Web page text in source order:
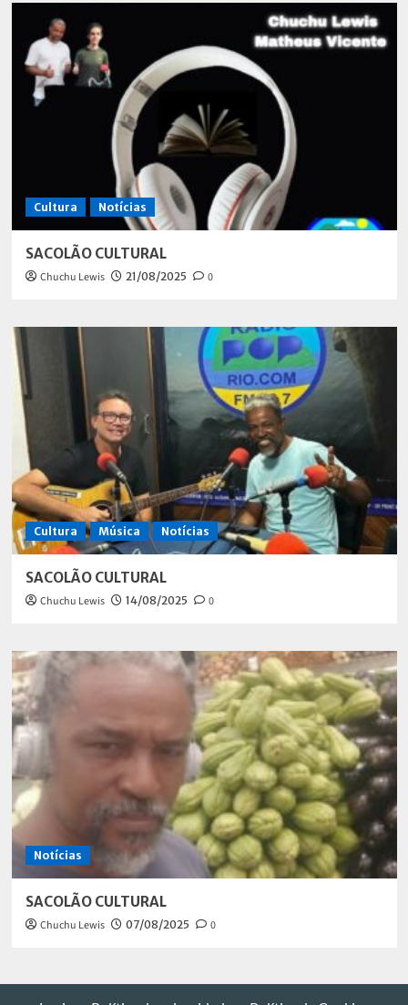
Cultura Notícias
SACOLÃO CULTURAL
Chuchu Lewis 21/08/2025 0
Cultura Música Notícias
SACOLÃO CULTURAL
Chuchu Lewis 14/08/2025 0
Notícias
SACOLÃO CULTURAL
Chuchu Lewis 07/08/2025 0